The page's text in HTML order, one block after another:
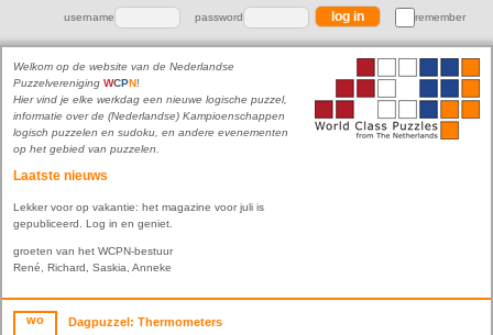
username password remember
Welkom op de website van de Nederlandse
Puzzelvereniging WCPN!
Hier vind je elke werkdag een nieuwe logische puzzel,
informatie over de (Nederlandse) Kampioenschappen
logisch puzzelen en sudoku, en andere evenementen
op het gebied van puzzelen.
Laatste nieuws
Lekker voor op vakantie: het magazine voor juli is
gepubliceerd. Log in en geniet.
groeten van het WCPN-bestuur
René, Richard, Saskia, Anneke
wo Dagpuzzel: Thermometers